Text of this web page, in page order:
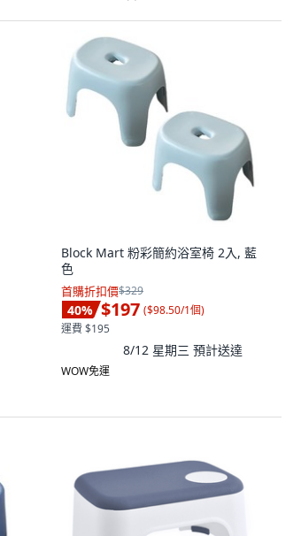
Block Mart 粉彩簡約浴室椅 2入, 藍
色
首購折扣價$329
40% $197 ($98.50/1個)
運費 $195
8/12 星期三 預計送達
WOW免運